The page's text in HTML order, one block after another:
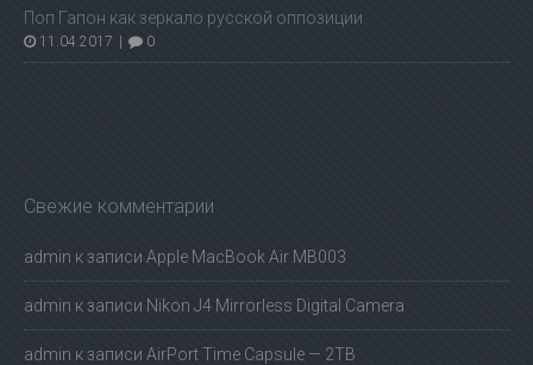
Поп Гапон как зеркало русской оппозиции
11.04.2017 0
Свежие комментарии
admin к записи Apple MacBook Air MB003
admin к записи Nikon J4 Mirrorless Digital Camera
admin к записи AirPort Time Capsule — 2TB